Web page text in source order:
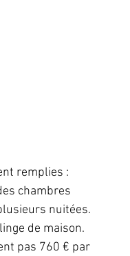
remplies :
chambres
nuitées.
de maison.
pas 760 € par